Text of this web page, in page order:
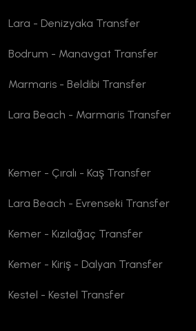
Lara - Denizyaka Transfer
Bodrum - Manavgat Transfer
Marmaris - Beldibi Transfer
Lara Beach - Marmaris Transfer
Kemer - Çıralı - Kaş Transfer
Lara Beach - Evrenseki Transfer
Kemer - Kızılağaç Transfer
Kemer - Kiriş - Dalyan Transfer
Kestel - Kestel Transfer